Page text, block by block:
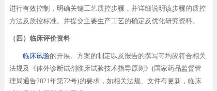
进行有效控制，明确关键工艺质控步骤，并详细说明该步骤的质控
方法及质控标准。并提交主要生产工艺的确定及优化研究资料。
（四）临床评价资料
临床试验的开展、方案的制定以及报告的撰写等均应符合相关
法规及《体外诊断试剂临床试验技术指导原则》(国家药品监督管
理局通告2021年第72号)的要求，如相关法规、文件有更新，临床